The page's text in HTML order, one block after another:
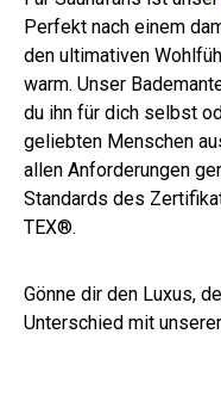
Perfekt nach einem
den ultimativen
warm. Unser
du ihn für dich selbst
geliebten Menschen
allen Anforderungen
Standards des
TEX®.
Gönne dir den Luxus,
Unterschied mit